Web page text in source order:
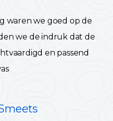
waren we goed op de
we de indruk dat de
en passend